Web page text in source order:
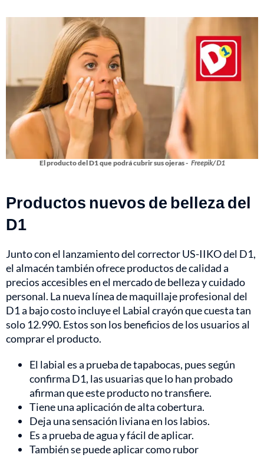
El producto del D1 que podrá cubrir sus ojeras - Freepik/ D1
Productos nuevos de belleza del
D1
Junto con el lanzamiento del corrector US-IIKO del D1,
el almacén también ofrece productos de calidad a
precios accesibles en el mercado de belleza y cuidado
personal. La nueva línea de maquillaje profesional del
D1 a bajo costo incluye el Labial crayón que cuesta tan
solo 12.990. Estos son los beneficios de los usuarios al
comprar el producto.
El labial es a prueba de tapabocas, pues según
confirma D1, las usuarias que lo han probado
afirman que este producto no transfiere.
Tiene una aplicación de alta cobertura.
Deja una sensación liviana en los labios.
Es a prueba de agua y fácil de aplicar.
También se puede aplicar como rubor